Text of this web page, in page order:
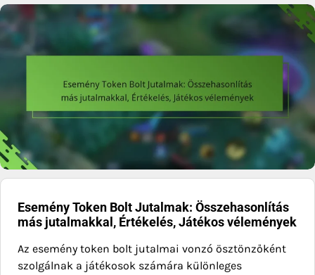
Esemény Token Bolt Jutalmak: Összehasonlítás
más jutalmakkal, Értékelés, Játékos vélemények
Az esemény token bolt jutalmai vonzó ösztönzőként
szolgálnak a játékosok számára különleges